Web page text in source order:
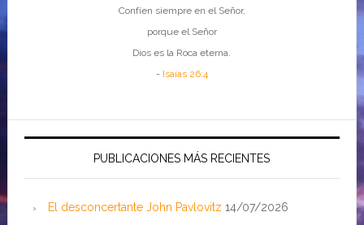
Confíen siempre en el Señor,
porque el Señor
Dios es la Roca eterna.
- Isaías 26:4
PUBLICACIONES MÁS RECIENTES
El desconcertante John Pavlovitz 14/07/2026